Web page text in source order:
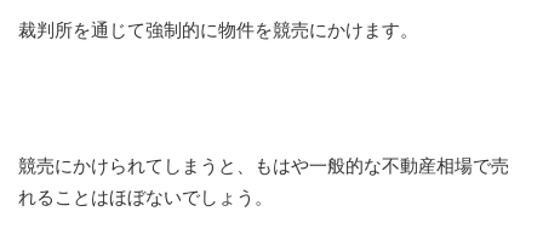
裁判所を通じて強制的に物件を競売にかけます。
競売にかけられてしまうと、もはや一般的な不動産相場で売
れることはほぼないでしょう。